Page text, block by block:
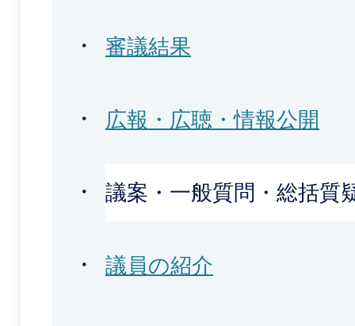
審議結果
広報・広聴・情報公開
議案・一般質問・総括質
議員の紹介